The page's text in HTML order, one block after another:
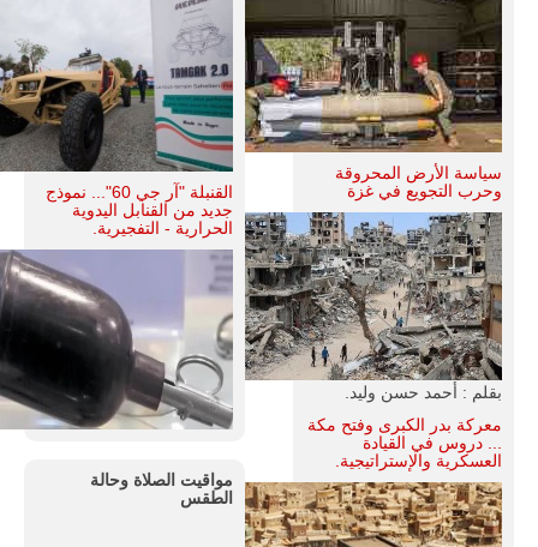
سياسة الأرض المحروقة
وحرب التجويع في غزة
بقلم : أحمد حسن وليد.
معركة بدر الكبرى وفتح مكة
... دروس في القيادة
العسكرية والإستراتيجية.
القنبلة "آر جي 60"... نموذج
جديد من القنابل اليدوية
الحرارية - التفجيرية.
مواقيت الصلاة وحالة
الطقس